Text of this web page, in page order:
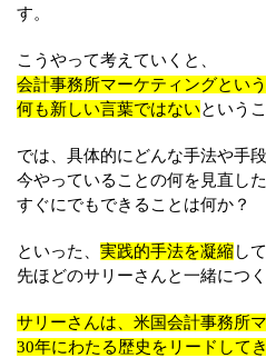
す。
こうやって考えていくと、
会計事務所マーケティングという
何も新しい言葉ではないという
では、具体的にどんな手法や手
今やっていることの何を見直し
すぐにでもできることは何か？
といった、 実践的手法を凝縮し
先ほどのサリーさんと一緒につ
サリーさんは、米国会計事務所
30年にわたる歴史をリードして